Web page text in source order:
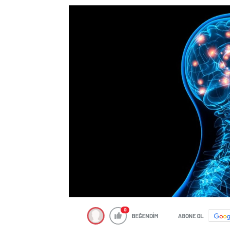
0
BEĞENDİM ABONE OL